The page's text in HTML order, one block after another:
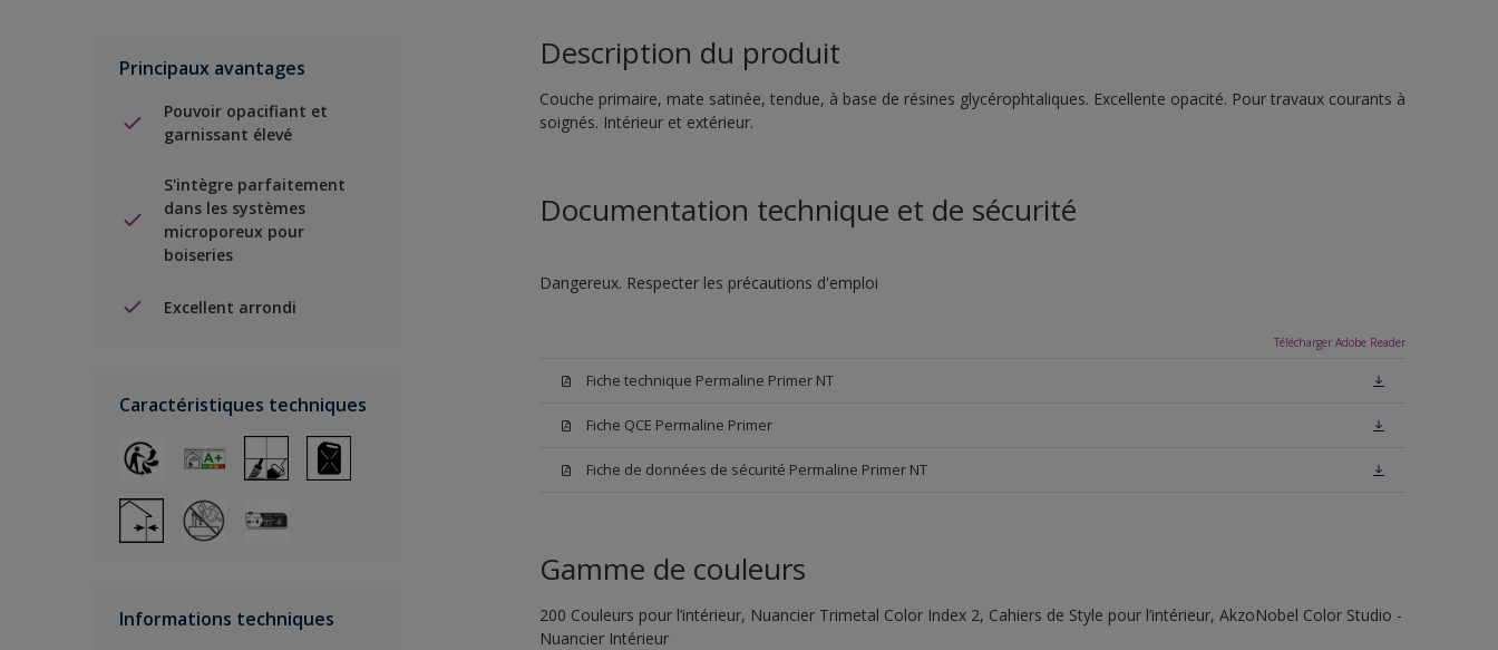
Principaux avantages
Pouvoir opacifiant et
garnissant élevé
S'intègre parfaitement
dans les systèmes
microporeux pour
boiseries
Excellent arrondi
Caractéristiques techniques
Informations techniques
Description du produit
Couche primaire, mate satinée, tendue, à base de résines glycérophtaliques. Excellente opacité. Pour travaux courants à
soignés. Intérieur et extérieur.
Documentation technique et de sécurité
Dangereux. Respecter les précautions d'emploi
Télécharger Adobe Reader
Fiche technique Permaline Primer NT
Fiche QCE Permaline Primer
Fiche de données de sécurité Permaline Primer NT
Gamme de couleurs
200 Couleurs pour l’intérieur, Nuancier Trimetal Color Index 2, Cahiers de Style pour l’intérieur, AkzoNobel Color Studio -
Nuancier Intérieur